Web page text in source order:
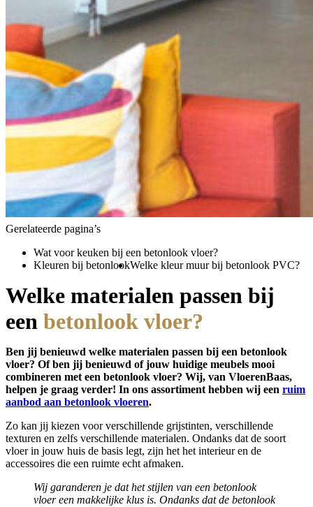
Gerelateerde pagina’s
Wat voor keuken bij een betonlook vloer?
Kleuren bij betonlookWelke kleur muur bij betonlook PVC?
Welke materialen passen bij
een betonlook vloer?
Ben jij benieuwd welke materialen passen bij een betonlook
vloer? Of ben jij benieuwd of jouw huidige meubels mooi
combineren met een betonlook vloer? Wij, van VloerenBaas,
helpen je graag verder! In ons assortiment hebben wij een ruim
aanbod aan betonlook vloeren.
Zo kan jij kiezen voor verschillende grijstinten, verschillende
texturen en zelfs verschillende materialen. Ondanks dat de soort
vloer in jouw huis de basis legt, zijn het het interieur en de
accessoires die een ruimte echt afmaken.
Wij garanderen je dat het stijlen van een betonlook
vloer een makkelijke klus is. Ondanks dat de betonlook